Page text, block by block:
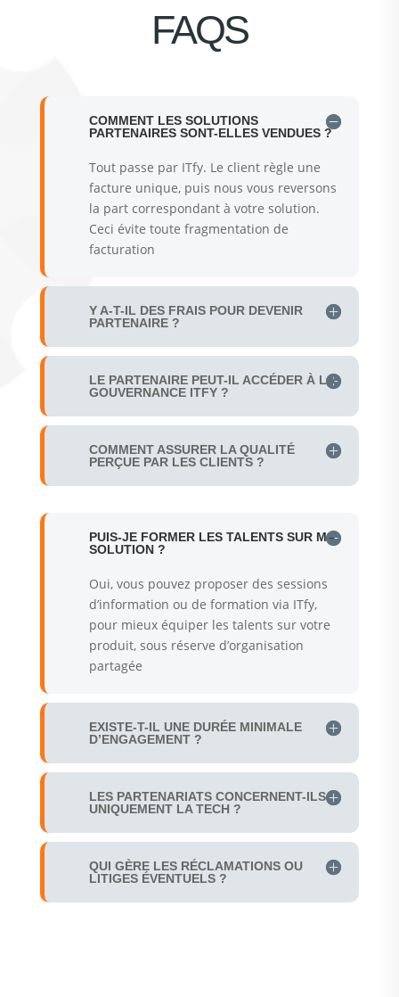
FAQS
COMMENT LES SOLUTIONS
PARTENAIRES SONT-ELLES VENDUES ?
Tout passe par ITfy. Le client règle une
facture unique, puis nous vous reversons
la part correspondant à votre solution.
Ceci évite toute fragmentation de
facturation
Y A-T-IL DES FRAIS POUR DEVENIR
PARTENAIRE ?
LE PARTENAIRE PEUT-IL ACCÉDER À LA
GOUVERNANCE ITFY ?
COMMENT ASSURER LA QUALITÉ
PERÇUE PAR LES CLIENTS ?
PUIS-JE FORMER LES TALENTS SUR MA
SOLUTION ?
Oui, vous pouvez proposer des sessions
d’information ou de formation via ITfy,
pour mieux équiper les talents sur votre
produit, sous réserve d’organisation
partagée
EXISTE-T-IL UNE DURÉE MINIMALE
D’ENGAGEMENT ?
LES PARTENARIATS CONCERNENT-ILS
UNIQUEMENT LA TECH ?
QUI GÈRE LES RÉCLAMATIONS OU
LITIGES ÉVENTUELS ?